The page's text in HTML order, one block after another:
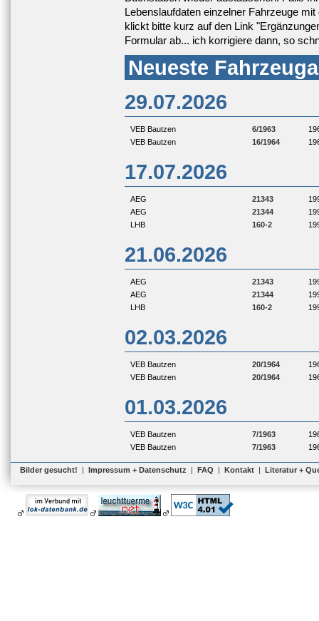
Lebenslaufdaten einzelner Fahrzeuge
klickt bitte kurz auf den Link
Formular ab... ich korrigiere dann, so
Neueste
29.07.2026
VEB Bautzen 6/1963
VEB Bautzen
16/1964
17.07.2026
AEG 21343
AEG
21344
LHB
160-2
21.06.2026
AEG 21343
AEG
21344
LHB
160-2
02.03.2026
VEB Bautzen 20/1964
VEB Bautzen
20/1964
01.03.2026
VEB Bautzen 7/1963
VEB Bautzen
7/1963
Bilder gesucht! | Impressum + Datenschutz | FAQ | Kontakt | Literatur +